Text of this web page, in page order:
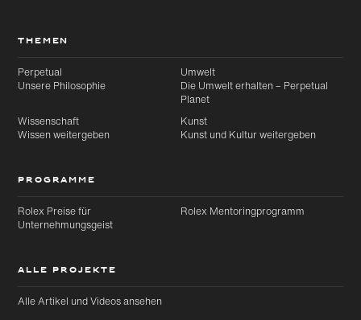
THEMEN
Perpetual
Unsere Philosophie
Umwelt
Die Umwelt erhalten – Perpetual
Planet
Wissenschaft
Wissen weitergeben
Kunst
Kunst und Kultur weitergeben
PROGRAMME
Rolex Preise für
Unternehmungsgeist
Rolex Mentoringprogramm
ALLE PROJEKTE
Alle Artikel und Videos ansehen